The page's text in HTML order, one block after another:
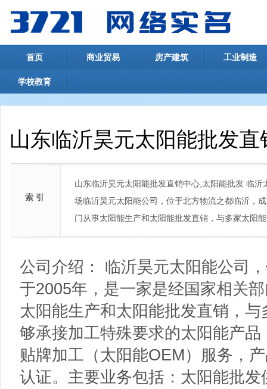
首页 商业贸易 房产建筑 工业制造
学校教育
山东临沂昊元太阳能批发直
索 引
山东临沂昊元太阳能批发直销中心,太阳能批发 临
场临沂昊元太阳能公司，位于北方物流之都临沂，
门从事太阳能生产和太阳能批发直销，与多家太阳
公司介绍： 临沂昊元太阳能公司
于2005年，是一家是经国家相关
太阳能生产和太阳能批发直销，
够承接加工特殊要求的太阳能产
贴牌加工（太阳能OEM）服务，
认证。主要业务包括：太阳能批